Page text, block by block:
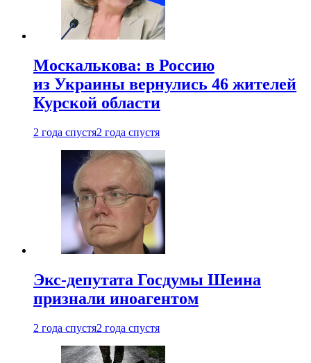
Москалькова: в Россию
из Украины вернулись 46 жителей
Курской области
2 года спустя2 года спустя
Экс-депутата Госдумы Шеина
признали иноагентом
2 года спустя2 года спустя